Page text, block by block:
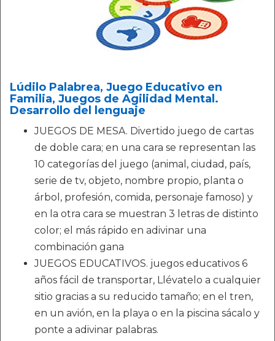
Lúdilo Palabrea, Juego Educativo en
Familia, Juegos de Agilidad Mental.
Desarrollo del lenguaje
JUEGOS DE MESA. Divertido juego de cartas
de doble cara; en una cara se representan las
10 categorías del juego (animal, ciudad, país,
serie de tv, objeto, nombre propio, planta o
árbol, profesión, comida, personaje famoso) y
en la otra cara se muestran 3 letras de distinto
color; el más rápido en adivinar una
combinación gana
JUEGOS EDUCATIVOS. juegos educativos 6
años fácil de transportar, Llévatelo a cualquier
sitio gracias a su reducido tamaño; en el tren,
en un avión, en la playa o en la piscina sácalo y
ponte a adivinar palabras.